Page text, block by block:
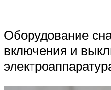
Оборудование
включения и